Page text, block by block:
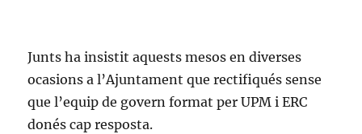
Junts ha insistit aquests mesos en diverses
ocasions a l’Ajuntament que rectifiqués sense
que l’equip de govern format per UPM i ERC
donés cap resposta.